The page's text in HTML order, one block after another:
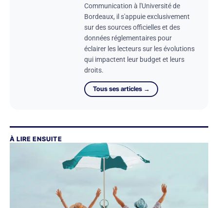
Communication à l'Université de
Bordeaux, il s'appuie exclusivement
sur des sources officielles et des
données réglementaires pour
éclairer les lecteurs sur les évolutions
qui impactent leur budget et leurs
droits.
Tous ses articles →
À LIRE ENSUITE